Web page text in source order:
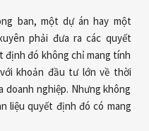
ban, một dự án hay một
phải đưa ra các quyết
đó không chỉ mang tính
khoản đầu tư lớn về thời
doanh nghiệp. Nhưng không
liệu quyết định đó có mang